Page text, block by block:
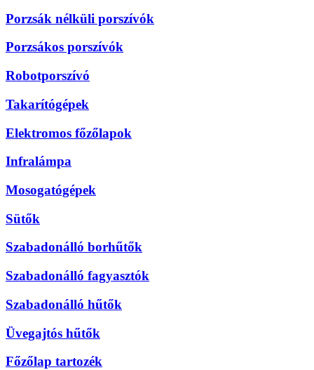
Porzsák nélküli porszívók
Porzsákos porszívók
Robotporszívó
Takarítógépek
Elektromos főzőlapok
Infralámpa
Mosogatógépek
Sütők
Szabadonálló borhűtők
Szabadonálló fagyasztók
Szabadonálló hűtők
Üvegajtós hűtők
Főzőlap tartozék